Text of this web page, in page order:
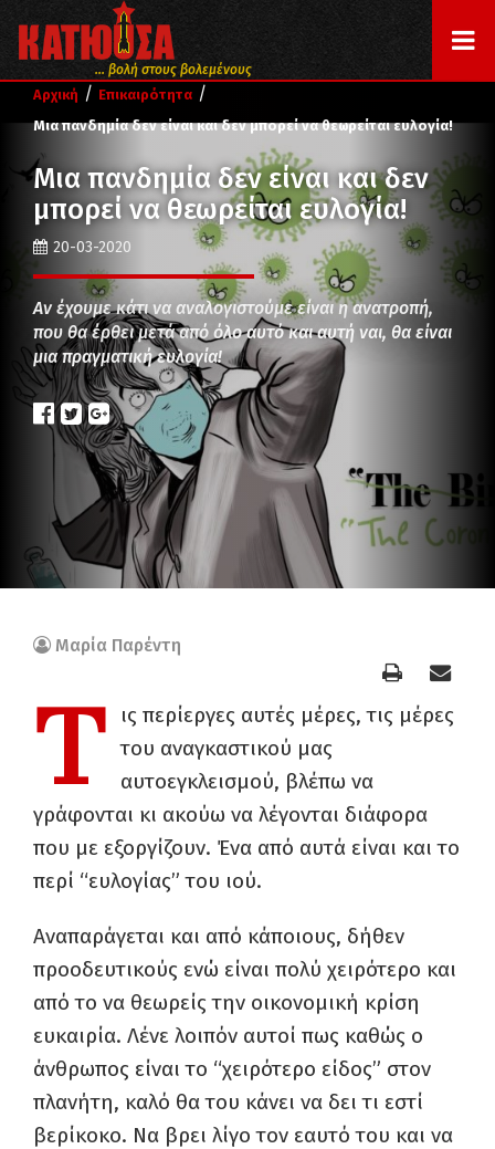
... βολή στους βολεμένους
Αρχική / Επικαιρότητα /
Μια πανδημία δεν είναι και δεν μπορεί να θεωρείται ευλογία!
Μια πανδημία δεν είναι και δεν
μπορεί να θεωρείται ευλογία!
20-03-2020
Αν έχουμε κάτι να αναλογιστούμε είναι η ανατροπή,
που θα έρθει μετά από όλο αυτό και αυτή ναι, θα είναι
μια πραγματική ευλογία!
Μαρία Παρέντη
Τ
ις περίεργες αυτές μέρες, τις μέρες
του αναγκαστικού μας
αυτοεγκλεισμού, βλέπω να
γράφονται κι ακούω να λέγονται διάφορα
που με εξοργίζουν. Ένα από αυτά είναι και το
περί “ευλογίας” του ιού.
Αναπαράγεται και από κάποιους, δήθεν
προοδευτικούς ενώ είναι πολύ χειρότερο και
από το να θεωρείς την οικονομική κρίση
ευκαιρία. Λένε λοιπόν αυτοί πως καθώς ο
άνθρωπος είναι το “χειρότερο είδος” στον
πλανήτη, καλό θα του κάνει να δει τι εστί
βερίκοκο. Να βρει λίγο τον εαυτό του και να